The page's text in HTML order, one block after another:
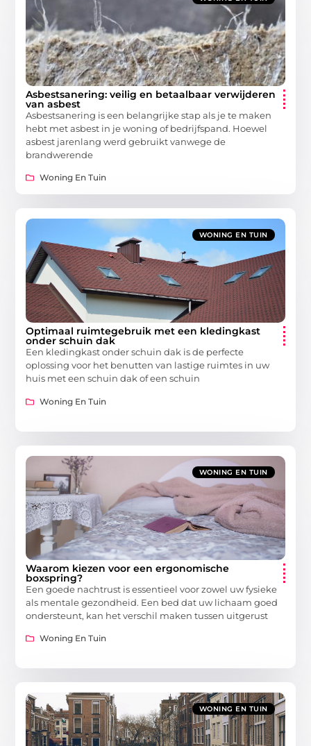
Asbestsanering: veilig en betaalbaar verwijderen
van asbest
Asbestsanering is een belangrijke stap als je te maken
hebt met asbest in je woning of bedrijfspand. Hoewel
asbest jarenlang werd gebruikt vanwege de
brandwerende
Woning En Tuin
WONING EN TUIN
Optimaal ruimtegebruik met een kledingkast
onder schuin dak
Een kledingkast onder schuin dak is de perfecte
oplossing voor het benutten van lastige ruimtes in uw
huis met een schuin dak of een schuin
Woning En Tuin
WONING EN TUIN
Waarom kiezen voor een ergonomische
boxspring?
Een goede nachtrust is essentieel voor zowel uw fysieke
als mentale gezondheid. Een bed dat uw lichaam goed
ondersteunt, kan het verschil maken tussen uitgerust
Woning En Tuin
WONING EN TUIN